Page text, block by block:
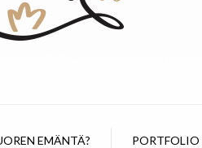
EMÄNTÄ? PORTFOLIO